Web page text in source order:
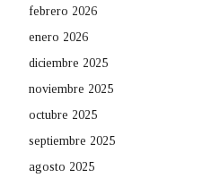
febrero 2026
enero 2026
diciembre 2025
noviembre 2025
octubre 2025
septiembre 2025
agosto 2025